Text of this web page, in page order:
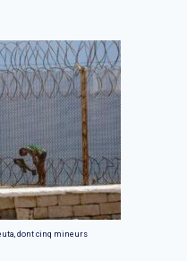
dont cinq mineurs